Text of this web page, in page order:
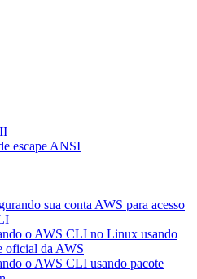
escape ANSI
sua conta AWS para acesso
o AWS CLI no Linux usando
oficial da AWS
o AWS CLI usando pacote